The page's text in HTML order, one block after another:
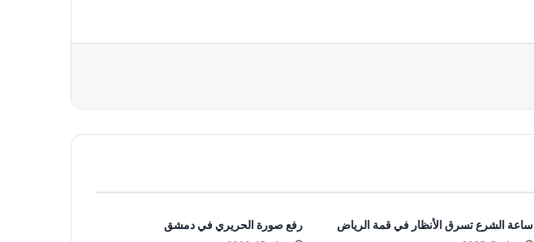
ساعة الشرع تسرق الأنظار في قمة الرياض رفع صورة الحريري في دمشق